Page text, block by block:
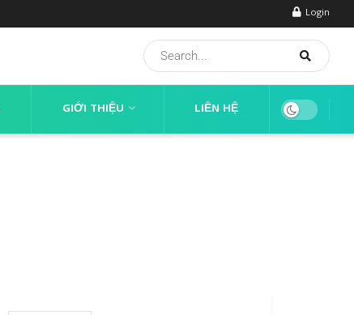
Login
GIỚI THIỆU LIÊN HỆ